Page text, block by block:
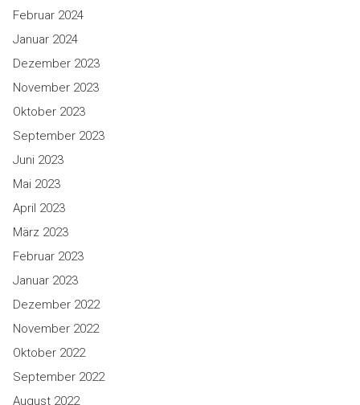
Februar 2024
Januar 2024
Dezember 2023
November 2023
Oktober 2023
September 2023
Juni 2023
Mai 2023
April 2023
März 2023
Februar 2023
Januar 2023
Dezember 2022
November 2022
Oktober 2022
September 2022
August 2022